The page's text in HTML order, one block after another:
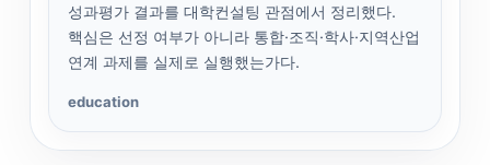
성과평가 결과를 대학컨설팅 관점에서 정리했다.
핵심은 선정 여부가 아니라 통합·조직·학사·지역산업
연계 과제를 실제로 실행했는가다.
education